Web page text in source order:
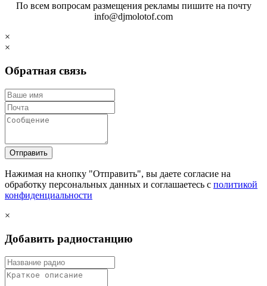
По всем вопросам размещения рекламы пишите на почту
info@djmolotof.com
×
×
Обратная связь
Отправить
Нажимая на кнопку "Отправить", вы даете согласие на
обработку персональных данных и соглашаетесь c политикой
конфиденциальности
×
Добавить радиостанцию